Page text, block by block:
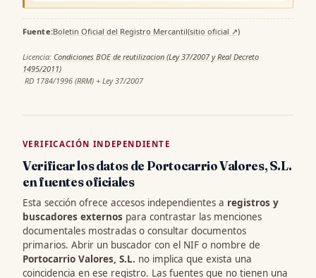
Fuente:Boletin Oficial del Registro Mercantil(sitio oficial ↗)·
Licencia: Condiciones BOE de reutilizacion (Ley 37/2007 y Real Decreto
1495/2011)
·RD 1784/1996 (RRM) + Ley 37/2007
VERIFICACIÓN INDEPENDIENTE
Verificar los datos de Portocarrio Valores, S.L.
en fuentes oficiales
Esta sección ofrece accesos independientes a registros y
buscadores externos para contrastar las menciones
documentales mostradas o consultar documentos
primarios. Abrir un buscador con el NIF o nombre de
Portocarrio Valores, S.L. no implica que exista una
coincidencia en ese registro. Las fuentes que no tienen una